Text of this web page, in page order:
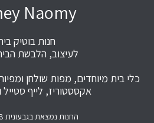
Naomy
חנות בוטיק
לעיצוב, הלבשת
כלי בית מיוחדים, מפות שולחן
אקססטוריז, לייף סטייל
החנות נמצאת בגבעונית 8, אבן יהודה